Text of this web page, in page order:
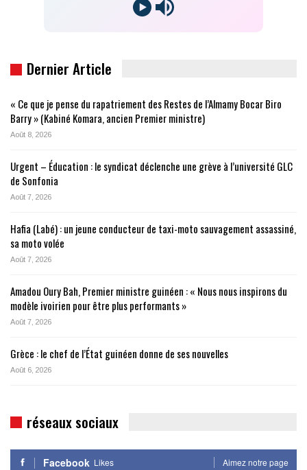
Dernier Article
« Ce que je pense du rapatriement des Restes de l’Almamy Bocar Biro
Barry » (Kabiné Komara, ancien Premier ministre)
Août 8, 2026
Urgent – Éducation : le syndicat déclenche une grève à l’université GLC
de Sonfonia
Août 7, 2026
Hafia (Labé) : un jeune conducteur de taxi-moto sauvagement assassiné,
sa moto volée
Août 7, 2026
Amadou Oury Bah, Premier ministre guinéen : « Nous nous inspirons du
modèle ivoirien pour être plus performants »
Août 7, 2026
Grèce : le chef de l’État guinéen donne de ses nouvelles
Août 6, 2026
réseaux sociaux
Facebook Likes Aimez notre page